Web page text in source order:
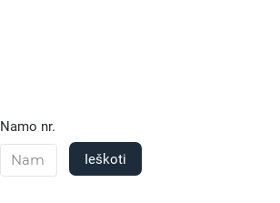
Namo nr.
Ieškoti